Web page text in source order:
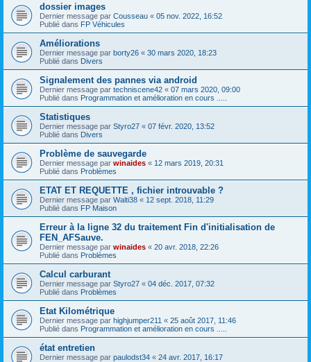
dossier images
Dernier message par Cousseau « 05 nov. 2022, 16:52
Publié dans FP Véhicules
Améliorations
Dernier message par borty26 « 30 mars 2020, 18:23
Publié dans Divers
Signalement des pannes via android
Dernier message par techniscene42 « 07 mars 2020, 09:00
Publié dans Programmation et amélioration en cours .....
Statistiques
Dernier message par Styro27 « 07 févr. 2020, 13:52
Publié dans Divers
Problème de sauvegarde
Dernier message par winaides « 12 mars 2019, 20:31
Publié dans Problèmes
ETAT ET REQUETTE , fichier introuvable ?
Dernier message par Walti38 « 12 sept. 2018, 11:29
Publié dans FP Maison
Erreur à la ligne 32 du traitement Fin d'initialisation de
FEN_AFSauve.
Dernier message par winaides « 20 avr. 2018, 22:26
Publié dans Problèmes
Calcul carburant
Dernier message par Styro27 « 04 déc. 2017, 07:32
Publié dans Problèmes
Etat Kilométrique
Dernier message par highjumper211 « 25 août 2017, 11:46
Publié dans Programmation et amélioration en cours .....
état entretien
Dernier message par paulodst34 « 24 avr. 2017, 16:17